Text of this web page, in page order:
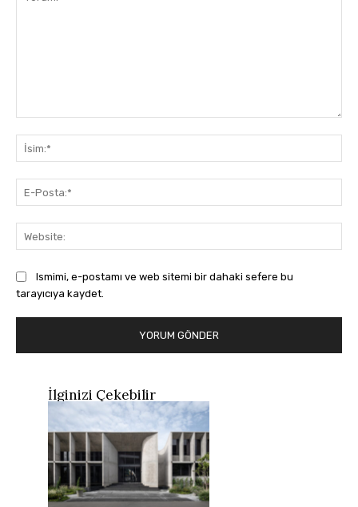
Ismimi, e-postamı ve web sitemi bir dahaki sefere bu
tarayıcıya kaydet.
İlginizi Çekebilir